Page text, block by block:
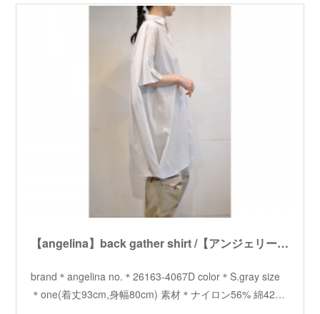
【angelina】back gather shirt /【アンジェリーナ】バックギャザーシャツ
brand＊angelina no.＊26163-4067D color＊S.gray size
＊one(着丈93cm,身幅80cm) 素材＊ナイロン56% 綿42…